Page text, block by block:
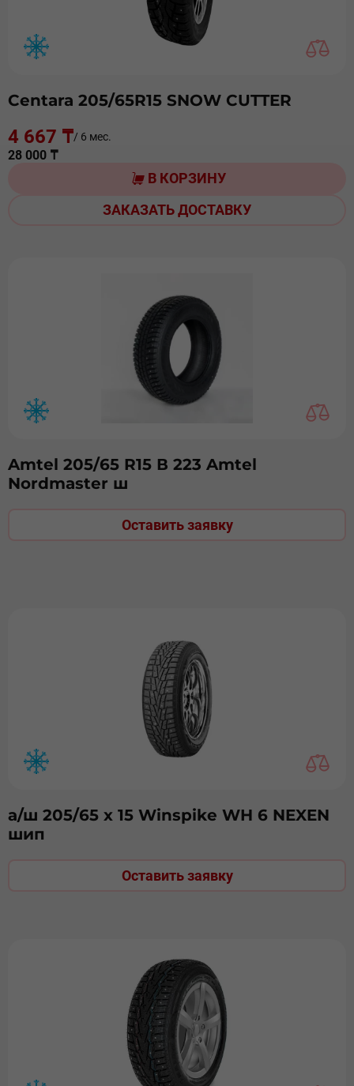
Centara 205/65R15 SNOW CUTTER
4 667 ₸/ 6 мес.
28 000 ₸
В КОРЗИНУ
ЗАКАЗАТЬ ДОСТАВКУ
Amtel 205/65 R15 В 223 Amtel
Nordmaster ш
Оставить заявку
а/ш 205/65 х 15 Winspike WH 6 NEXEN
шип
Оставить заявку